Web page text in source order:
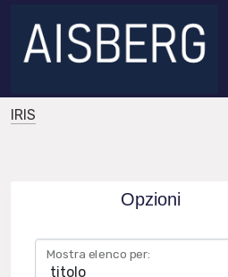
IRIS
Opzioni
Mostra elenco per: